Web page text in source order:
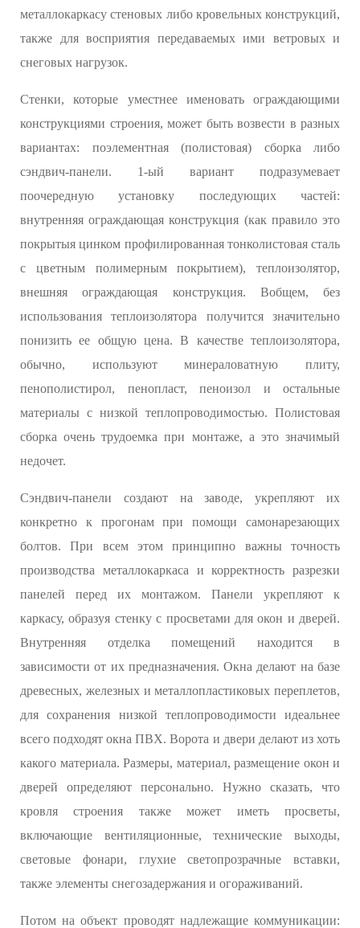
металлокаркасу стеновых либо кровельных конструкций,
также для восприятия передаваемых ими ветровых и
снеговых нагрузок.
Стенки, которые уместнее именовать ограждающими
конструкциями строения, может быть возвести в разных
вариантах: поэлементная (полистовая) сборка либо
сэндвич-панели. 1-ый вариант подразумевает
поочередную установку последующих частей:
внутренняя ограждающая конструкция (как правило это
покрытыя цинком профилированная тонколистовая сталь
с цветным полимерным покрытием), теплоизолятор,
внешняя ограждающая конструкция. Вобщем, без
использования теплоизолятора получится значительно
понизить ее общую цена. В качестве теплоизолятора,
обычно, используют минераловатную плиту,
пенополистирол, пенопласт, пеноизол и остальные
материалы с низкой теплопроводимостью. Полистовая
сборка очень трудоемка при монтаже, а это значимый
недочет.
Сэндвич-панели создают на заводе, укрепляют их
конкретно к прогонам при помощи самонарезающих
болтов. При всем этом принципно важны точность
производства металлокаркаса и корректность разрезки
панелей перед их монтажом. Панели укрепляют к
каркасу, образуя стенку с просветами для окон и дверей.
Внутренняя отделка помещений находится в
зависимости от их предназначения. Окна делают на базе
древесных, железных и металлопластиковых переплетов,
для сохранения низкой теплопроводимости идеальнее
всего подходят окна ПВХ. Ворота и двери делают из хоть
какого материала. Размеры, материал, размещение окон и
дверей определяют персонально. Нужно сказать, что
кровля строения также может иметь просветы,
включающие вентиляционные, технические выходы,
световые фонари, глухие светопрозрачные вставки,
также элементы снегозадержания и огораживаний.
Потом на объект проводят надлежащие коммуникации: